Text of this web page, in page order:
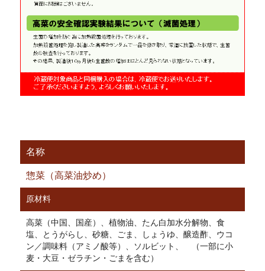
名称
惣菜（高菜油炒め）
原材料
高菜（中国、国産）、植物油、たん白加水分解物、食
塩、とうがらし、砂糖、ごま、しょうゆ、醸造酢、ウコ
ン／調味料（アミノ酸等）、ソルビット、 （一部に小
麦・大豆・ゼラチン・ごまを含む）